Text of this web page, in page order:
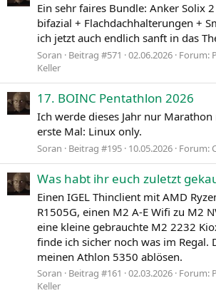
Ein sehr faires Bundle: Anker Solix
bifazial + Flachdachhalterungen +
ich jetzt auch endlich sanft in das
Soran Beitrag #571 02.06.2026 Forum:
Keller
17. BOINC Pentathlon 2026
Ich werde dieses Jahr nur
erste Mal: Linux only.
Soran Beitrag #195 10.05.2026 Forum:
Was habt ihr euch zuletzt
Einen IGEL Thinclient mit AMD
R1505G, einen M2 A-E Wifi zu M2
eine kleine gebrauchte M2 2232
finde ich sicher noch was im Regal.
meinen Athlon 5350 ablösen.
Soran Beitrag #161 02.03.2026 Forum:
Keller